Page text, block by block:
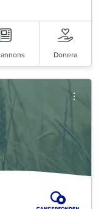
Donera